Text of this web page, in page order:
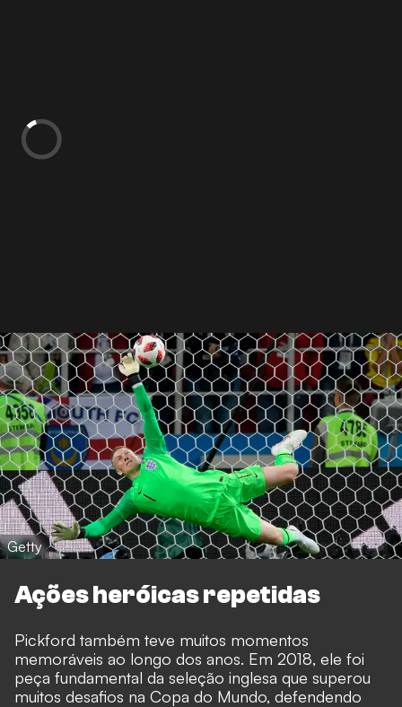
Getty
Ações heróicas repetidas
Pickford também teve muitos momentos
memoráveis ao longo dos anos. Em 2018, ele foi
peça fundamental da seleção inglesa que superou
muitos desafios na Copa do Mundo, defendendo